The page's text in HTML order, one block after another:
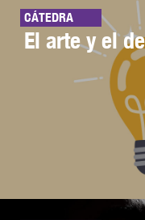
CÁTEDRA
El arte y el